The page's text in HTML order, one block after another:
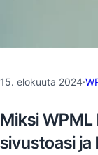
15. elokuuta 2024·
Miksi
sivustoasi ja